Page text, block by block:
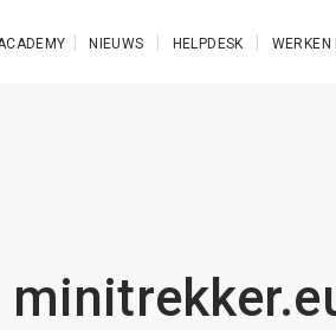
NIEUWS HELPDESK WERKEN